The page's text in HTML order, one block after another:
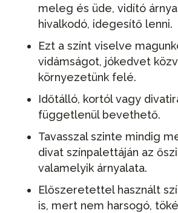
meleg és üde, vidító
hivalkodó, idegesítő lenni.
Ezt a színt viselve
vidámságot, jókedvet
környezetünk felé.
Időtálló, kortól vagy
függetlenül bevethető.
Tavasszal szinte mindig
divat színpalettáján az
valamelyik árnyalata.
Előszeretettel használt
is, mert nem harsogó,